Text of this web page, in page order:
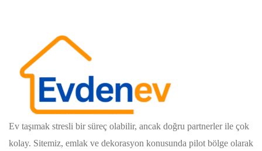
Ev taşımak stresli bir süreç olabilir, ancak doğru partnerler ile çok
kolay. Sitemiz, emlak ve dekorasyon konusunda pilot bölge olarak